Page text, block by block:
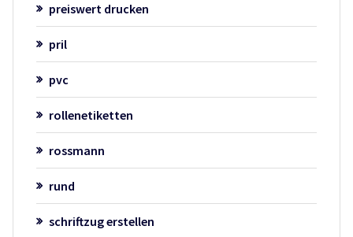
preiswert drucken
pril
pvc
rollenetiketten
rossmann
rund
schriftzug erstellen